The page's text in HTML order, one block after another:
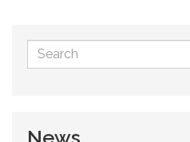
Search
form
News